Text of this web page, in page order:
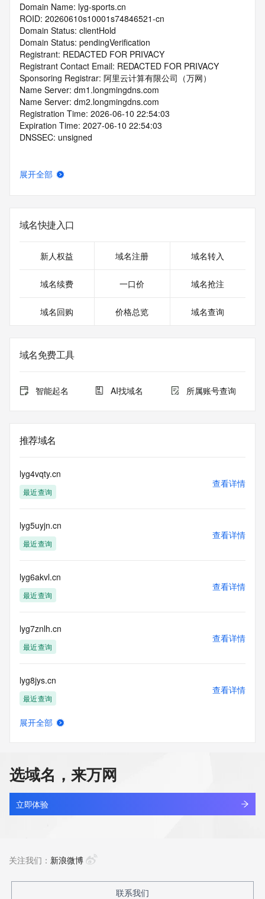
Domain Name: lyg-sports.cn
ROID: 20260610s10001s74846521-cn
Domain Status: clientHold
Domain Status: pendingVerification
Registrant: REDACTED FOR PRIVACY
Registrant Contact Email: REDACTED FOR PRIVACY
Sponsoring Registrar: 阿里云计算有限公司（万网）
Name Server: dm1.longmingdns.com
Name Server: dm2.longmingdns.com
Registration Time: 2026-06-10 22:54:03
Expiration Time: 2027-06-10 22:54:03
DNSSEC: unsigned
展开全部
域名快捷入口
新人权益 域名注册 域名转入
域名续费 一口价 域名抢注
域名回购 价格总览 域名查询
域名免费工具
智能起名 AI找域名 所属账号查询
推荐域名
lyg4vqty.cn
最近查询
查看详情
lyg5uyjn.cn
最近查询
查看详情
lyg6akvl.cn
最近查询
查看详情
lyg7znlh.cn
最近查询
查看详情
lyg8jys.cn
最近查询
查看详情
lygazkd.cn
最近查询
查看详情
展开全部
选域名，来万网
立即体验
关注我们： 新浪微博
联系我们